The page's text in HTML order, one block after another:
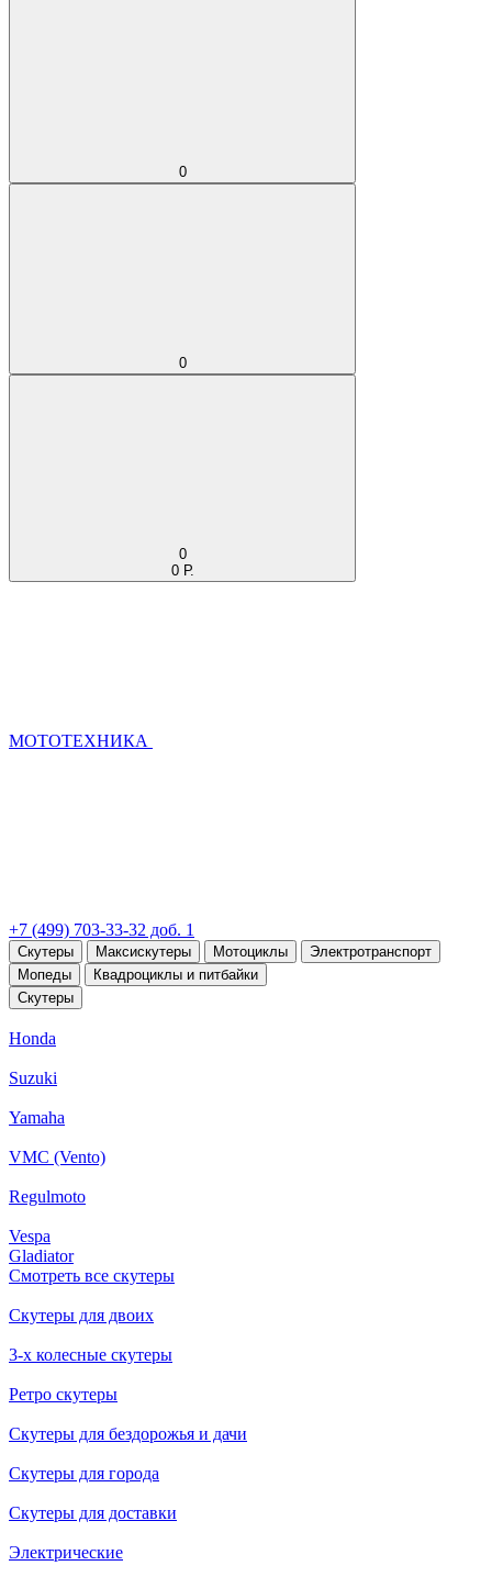
0
0
0
0 Р.
МОТОТЕХНИКА
+7 (499) 703-33-32 доб. 1
Скутеры Максискутеры Мотоциклы
Электротранспорт
Мопеды
Квадроциклы и питбайки
Скутеры
Honda
Suzuki
Yamaha
VMC (Vento)
Regulmoto
Vespa
Gladiator
Смотреть все скутеры
Скутеры для двоих
3-х колесные скутеры
Ретро скутеры
Скутеры для бездорожья и дачи
Скутеры для города
Скутеры для доставки
Электрические